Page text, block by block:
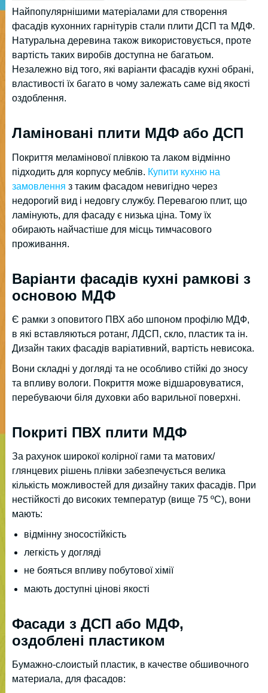
Найпопулярнішими матеріалами для створення
фасадів кухонних гарнітурів стали плити ДСП та МДФ.
Натуральна деревина також використовується, проте
вартість таких виробів доступна не багатьом.
Незалежно від того, які варіанти фасадів кухні обрані,
властивості їх багато в чому залежать саме від якості
оздоблення.
Ламіновані плити МДФ або ДСП
Покриття меламінової плівкою та лаком відмінно
підходить для корпусу меблів. Купити кухню на
замовлення з таким фасадом невигідно через
недорогий вид і недовгу службу. Перевагою плит, що
ламінують, для фасаду є низька ціна. Тому їх
обирають найчастіше для місць тимчасового
проживання.
Варіанти фасадів кухні рамкові з
основою МДФ
Є рамки з оповитого ПВХ або шпоном профілю МДФ,
в які вставляються ротанг, ЛДСП, скло, пластик та ін.
Дизайн таких фасадів варіативний, вартість невисока.
Вони складні у догляді та не особливо стійкі до зносу
та впливу вологи. Покриття може відшаровуватися,
перебуваючи біля духовки або варильної поверхні.
Покриті ПВХ плити МДФ
За рахунок широкої колірної гами та матових/
глянцевих рішень плівки забезпечується велика
кількість можливостей для дизайну таких фасадів. При
нестійкості до високих температур (вище 75 ºС), вони
мають:
відмінну зносостійкість
легкість у догляді
не бояться впливу побутової хімії
мають доступні цінові якості
Фасади з ДСП або МДФ,
оздоблені пластиком
Бумажно-слоистый пластик, в качестве обшивочного
материала, для фасадов: